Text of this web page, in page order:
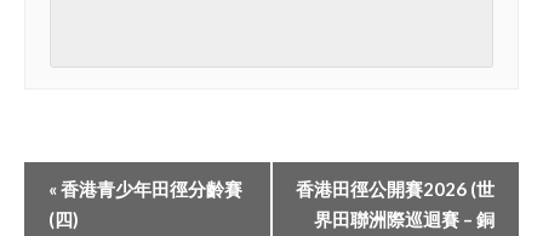
«香港青少年田徑分齡賽
(四)
香港田徑公開賽2026 (世
界田聯洲際巡迴賽 – 銅